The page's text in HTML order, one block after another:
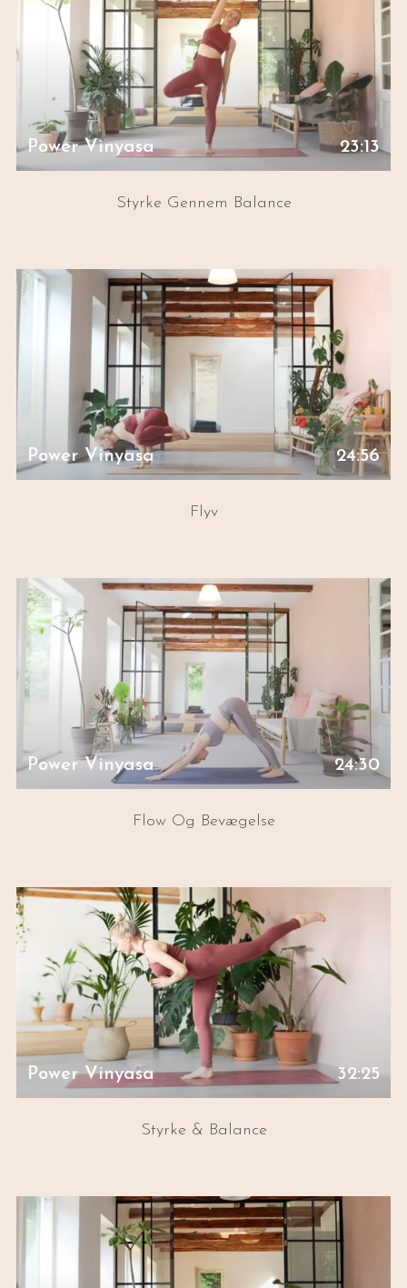
Power Vinyasa 23:13
Styrke Gennem Balance
Power Vinyasa 24:56
Flyv
Power Vinyasa 24:30
Flow Og Bevægelse
Power Vinyasa 32:25
Styrke & Balance